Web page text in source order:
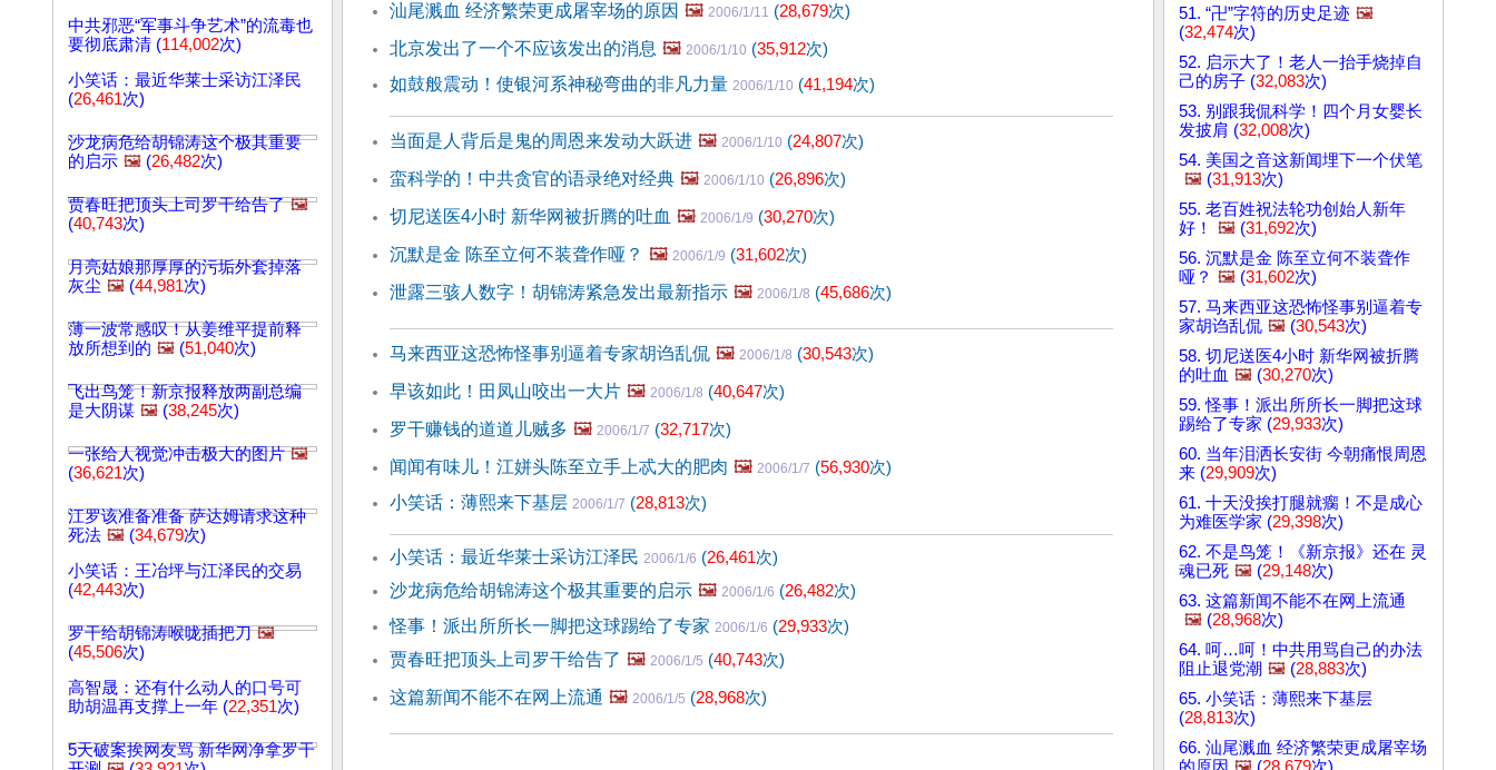
中共邪恶“军事斗争艺术”的流毒也
要彻底肃清 (114,002次)
小笑话：最近华莱士采访江泽民
(26,461次)
沙龙病危给胡锦涛这个极其重要
的启示 🖼️ (26,482次)
贾春旺把顶头上司罗干给告了 🖼️
(40,743次)
月亮姑娘那厚厚的污垢外套掉落
灰尘 🖼️ (44,981次)
薄一波常感叹！从姜维平提前释
放所想到的 🖼️ (51,040次)
飞出鸟笼！新京报释放两副总编
是大阴谋 🖼️ (38,245次)
一张给人视觉冲击极大的图片 🖼️
(36,621次)
江罗该准备准备 萨达姆请求这种
死法 🖼️ (34,679次)
小笑话：王冶坪与江泽民的交易
(42,443次)
罗干给胡锦涛喉咙插把刀 🖼️
(45,506次)
高智晟：还有什么动人的口号可
助胡温再支撑上一年 (22,351次)
5天破案挨网友骂 新华网净拿罗干
汕尾溅血 经济繁荣更成屠宰场的原因 🖼️ 2006/1/11 (28,679次)
北京发出了一个不应该发出的消息 🖼️ 2006/1/10 (35,912次)
如鼓般震动！使银河系神秘弯曲的非凡力量 2006/1/10 (41,194次)
当面是人背后是鬼的周恩来发动大跃进 🖼️ 2006/1/10 (24,807次)
蛮科学的！中共贪官的语录绝对经典 🖼️ 2006/1/10 (26,896次)
切尼送医4小时 新华网被折腾的吐血 🖼️ 2006/1/9 (30,270次)
沉默是金 陈至立何不装聋作哑？ 🖼️ 2006/1/9 (31,602次)
泄露三骇人数字！胡锦涛紧急发出最新指示 🖼️ 2006/1/8 (45,686次)
马来西亚这恐怖怪事别逼着专家胡诌乱侃 🖼️ 2006/1/8 (30,543次)
早该如此！田凤山咬出一大片 🖼️ 2006/1/8 (40,647次)
罗干赚钱的道道儿贼多 🖼️ 2006/1/7 (32,717次)
闻闻有味儿！江姘头陈至立手上忒大的肥肉 🖼️ 2006/1/7 (56,930次)
小笑话：薄熙来下基层 2006/1/7 (28,813次)
小笑话：最近华莱士采访江泽民 2006/1/6 (26,461次)
沙龙病危给胡锦涛这个极其重要的启示 🖼️ 2006/1/6 (26,482次)
怪事！派出所所长一脚把这球踢给了专家 2006/1/6 (29,933次)
贾春旺把顶头上司罗干给告了 🖼️ 2006/1/5 (40,743次)
这篇新闻不能不在网上流通 🖼️ 2006/1/5 (28,968次)
51. “卍”字符的历史足迹 🖼️
(32,474次)
52. 启示大了！老人一抬手烧掉自
己的房子 (32,083次)
53. 别跟我侃科学！四个月女婴长
发披肩 (32,008次)
54. 美国之音这新闻埋下一个伏笔
🖼️ (31,913次)
55. 老百姓祝法轮功创始人新年
好！
🖼️ (31,692次)
56. 沉默是金 陈至立何不装聋作
哑？ 🖼️ (31,602次)
57. 马来西亚这恐怖怪事别逼着专
家胡诌乱侃 🖼️ (30,543次)
58. 切尼送医4小时 新华网被折腾
的吐血 🖼️ (30,270次)
59. 怪事！派出所所长一脚把这球
踢给了专家 (29,933次)
60. 当年泪洒长安街 今朝痛恨周恩
来 (29,909次)
61. 十天没挨打腿就瘸！不是成心
为难医学家 (29,398次)
62. 不是鸟笼！《新京报》还在 灵
魂已死 🖼️ (29,148次)
63. 这篇新闻不能不在网上流通
🖼️ (28,968次)
64. 呵…呵！中共用骂自己的办法
阻止退党潮 🖼️ (28,883次)
65. 小笑话：薄熙来下基层
(28,813次)
66. 汕尾溅血 经济繁荣更成屠宰场
的原因 🖼️ (28,679次)